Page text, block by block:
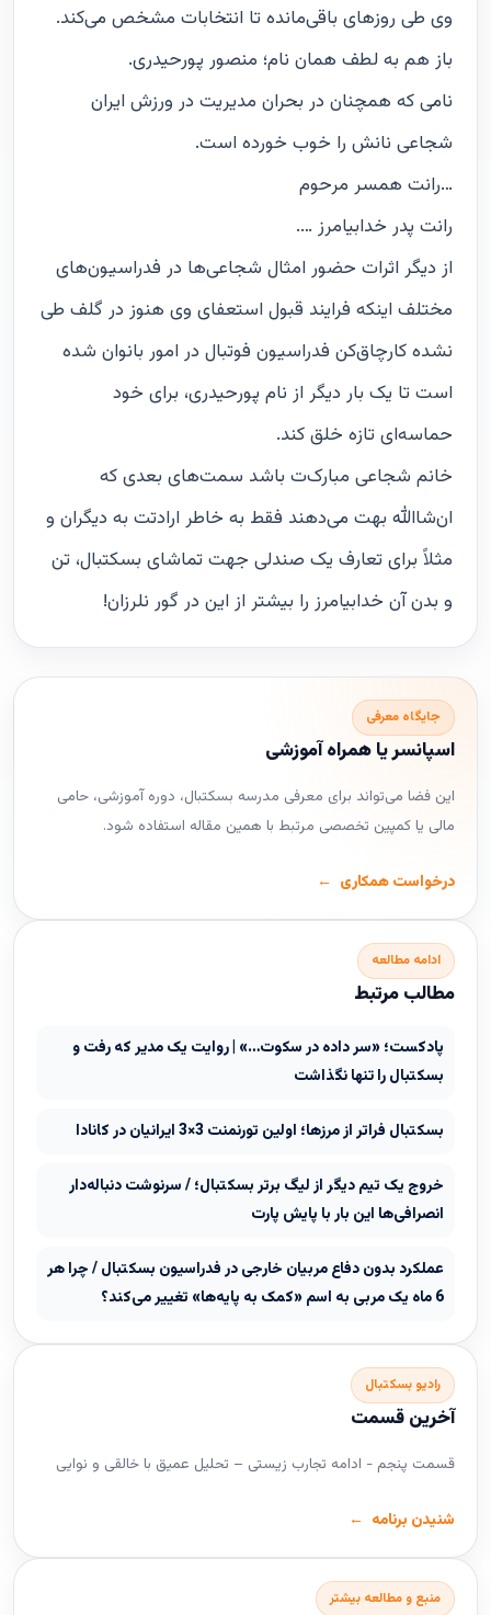
وی طی روزهای باقی‌مانده تا انتخابات مشخص می‌کند.
باز هم به لطف همان نام؛ منصور پورحیدری.
نامی که همچنان در بحران مدیریت در ورزش ایران
شجاعی نانش را خوب خورده‌ است.
…رانت همسر مرحوم
رانت پدر خدابیامرز ….
از دیگر اثرات حضور امثال شجاعی‌ها در فدراسیون‌های
مختلف اینکه فرایند قبول استعفای وی هنوز در گلف طی
نشده کارچاق‌کن فدراسیون فوتبال در امور بانوان شده
است تا یک بار دیگر از نام پورحیدری، برای خود
حماسه‌ای تازه خلق کند.
خانم شجاعی مبارک‌ت باشد سمت‌های بعدی که
ان‌شاالله بهت می‌دهند فقط به خاطر ارادتت به دیگران و
مثلاً برای تعارف یک صندلی جهت تماشای بسکتبال، تن
و بدن آن خدابیامرز را بیشتر از این در گور نلرزان!
جایگاه معرفی
اسپانسر یا همراه آموزشی
این فضا می‌تواند برای معرفی مدرسه بسکتبال، دوره آموزشی، حامی
مالی یا کمپین تخصصی مرتبط با همین مقاله استفاده شود.
درخواست همکاری
ادامه مطالعه
مطالب مرتبط
پادکست؛ «سر داده در سکوت…» | روایت یک مدیر که رفت و
بسکتبال را تنها نگذاشت
بسکتبال فراتر از مرزها؛ اولین تورنمنت 3×3 ایرانیان در کانادا
خروج یک تیم دیگر از لیگ برتر بسکتبال؛ / سرنوشت دنباله‌دار
انصرافی‌ها این بار با پایش پارت
عملکرد بدون دفاع مربیان خارجی در فدراسیون بسکتبال / چرا هر
6 ماه یک مربی به اسم «کمک به پایه‌ها» تغییر می‌کند؟
رادیو بسکتبال
آخرین قسمت
قسمت پنجم - ادامه تجارب زیستی – تحلیل عمیق با خالقی و نوایی
شنیدن برنامه
منبع و مطالعه بیشتر